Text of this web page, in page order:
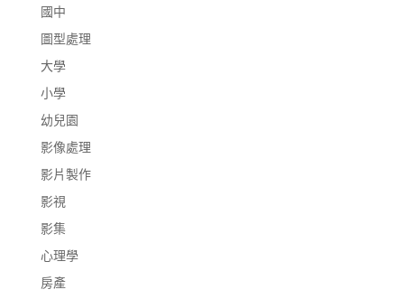
國中
圖型處理
大學
小學
幼兒園
影像處理
影片製作
影視
影集
心理學
房產